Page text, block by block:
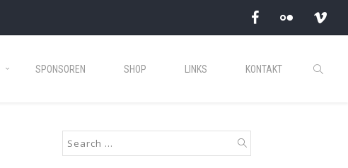
SPONSOREN SHOP LINKS KONTAKT